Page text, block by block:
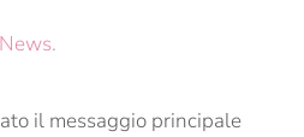
News.
il messaggio principale